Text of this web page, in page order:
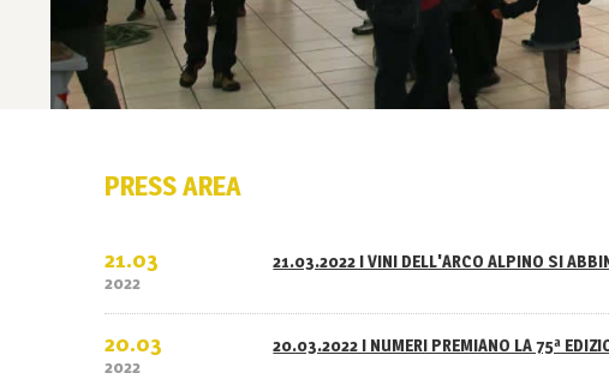
PRESS AREA
21.03
2022
21.03.2022 I VINI DELL'ARCO ALPINO SI
20.03
2022
20.03.2022 I NUMERI PREMIANO LA 75ª